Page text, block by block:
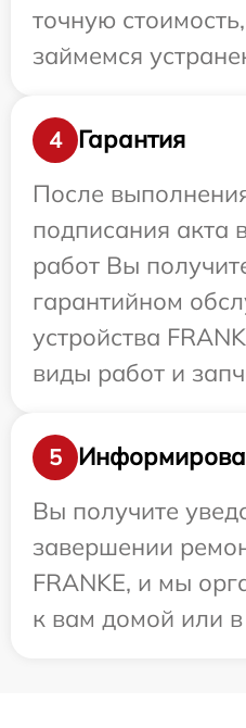
точную
займемся
4
Гарантия
После
подписания акта
работ Вы
гарантийном
устройства
виды работ и
5
Вы получите
завершении
FRANKE, и мы
к вам домой или